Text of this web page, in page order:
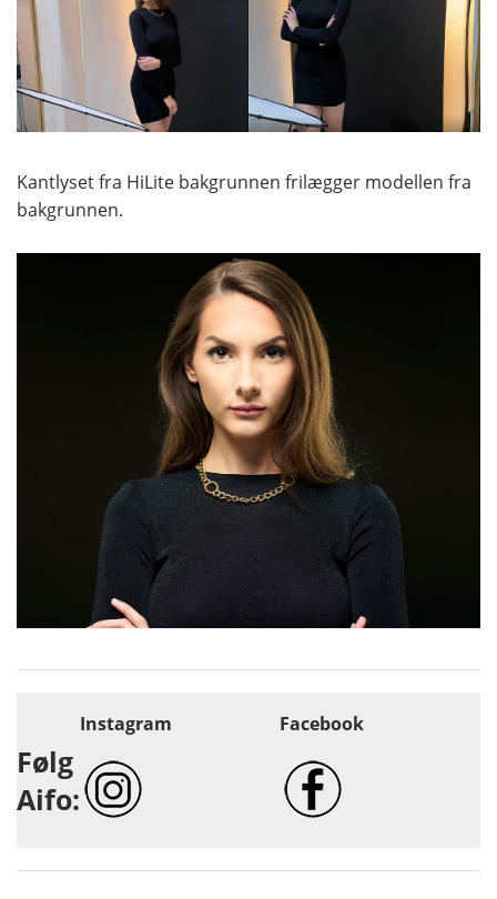
Kantlyset fra HiLite bakgrunnen frilægger modellen fra
bakgrunnen.
Følg
Aifo:
Instagram Facebook